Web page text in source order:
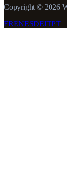
Copyright © 2026
FRENESDEITPT